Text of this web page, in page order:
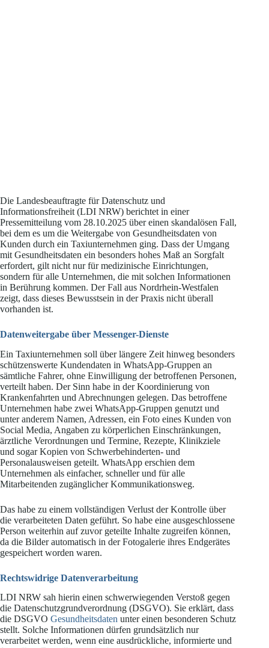
Die Landesbeauftragte für Datenschutz und
Informationsfreiheit (LDI NRW) berichtet in einer
Pressemitteilung vom 28.10.2025 über einen skandalösen Fall,
bei dem es um die Weitergabe von Gesundheitsdaten von
Kunden durch ein Taxiunternehmen ging. Dass der Umgang
mit Gesundheitsdaten ein besonders hohes Maß an Sorgfalt
erfordert, gilt nicht nur für medizinische Einrichtungen,
sondern für alle Unternehmen, die mit solchen Informationen
in Berührung kommen. Der Fall aus Nordrhein-Westfalen
zeigt, dass dieses Bewusstsein in der Praxis nicht überall
vorhanden ist.
Datenweitergabe über Messenger-Dienste
Ein Taxiunternehmen soll über längere Zeit hinweg besonders
schützenswerte Kundendaten in WhatsApp-Gruppen an
sämtliche Fahrer, ohne Einwilligung der betroffenen Personen,
verteilt haben. Der Sinn habe in der Koordinierung von
Krankenfahrten und Abrechnungen gelegen. Das betroffene
Unternehmen habe zwei WhatsApp-Gruppen genutzt und
unter anderem Namen, Adressen, ein Foto eines Kunden von
Social Media, Angaben zu körperlichen Einschränkungen,
ärztliche Verordnungen und Termine, Rezepte, Klinikziele
und sogar Kopien von Schwerbehinderten- und
Personalausweisen geteilt. WhatsApp erschien dem
Unternehmen als einfacher, schneller und für alle
Mitarbeitenden zugänglicher Kommunikationsweg.
Das habe zu einem vollständigen Verlust der Kontrolle über
die verarbeiteten Daten geführt. So habe eine ausgeschlossene
Person weiterhin auf zuvor geteilte Inhalte zugreifen können,
da die Bilder automatisch in der Fotogalerie ihres Endgerätes
gespeichert worden waren.
Rechtswidrige Datenverarbeitung
LDI NRW sah hierin einen schwerwiegenden Verstoß gegen
die Datenschutzgrundverordnung (DSGVO). Sie erklärt, dass
die DSGVO Gesundheitsdaten unter einen besonderen Schutz
stellt. Solche Informationen dürfen grundsätzlich nur
verarbeitet werden, wenn eine ausdrückliche, informierte und